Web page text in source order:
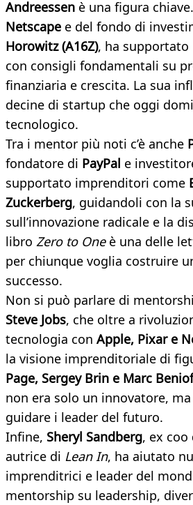
Andreessen è una figura
Netscape e del fondo di
Horowitz (A16Z), ha
con consigli fondamentali su
finanziaria e crescita. La sua
decine di startup che oggi
tecnologico.
Tra i mentor più noti c’è anche
fondatore di PayPal e
supportato imprenditori come
Zuckerberg, guidandoli con la
sull’innovazione radicale e la
libro Zero to Oneè una delle
per chiunque voglia costruire
successo.
Non si può parlare di
Steve Jobs, che oltre a
tecnologia con Apple, Pixar e
la visione imprenditoriale di
Page, Sergey Brin e Marc
non era solo un innovatore,
guidare i leader del futuro.
Infine, Sheryl Sandberg, ex coo
autrice di Lean In, ha aiutato
imprenditrici e leader del
mentorship su leadership,